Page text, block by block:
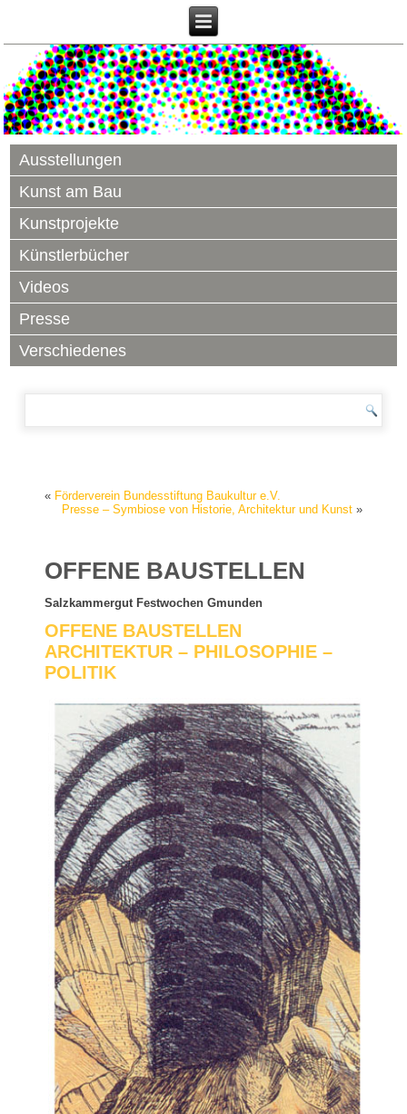
Ausstellungen
Kunst am Bau
Kunstprojekte
Künstlerbücher
Videos
Presse
Verschiedenes
« Förderverein Bundesstiftung Baukultur e.V.
Presse – Symbiose von Historie, Architektur und Kunst»
OFFENE BAUSTELLEN
Salzkammergut Festwochen Gmunden
OFFENE BAUSTELLEN
ARCHITEKTUR – PHILOSOPHIE –
POLITIK